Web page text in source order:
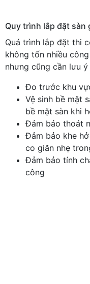
Quy trình lắp đặt sàn
Quá trình lắp đặt thi
không tốn nhiều
nhưng cũng cần lưu
Đo trước khu
Vệ sinh bề mặt
bề mặt sàn khi
Đảm bảo thoát
Đảm bảo khe
co giãn nhẹ
Đảm bảo tính
công